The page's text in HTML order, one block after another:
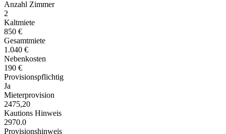
Anzahl Zimmer
2
Kaltmiete
850 €
Gesamtmiete
1.040 €
Nebenkosten
190 €
Provisionspflichtig
Ja
Mieterprovision
2475,20
Kautions Hinweis
2970.0
Provisionshinweis